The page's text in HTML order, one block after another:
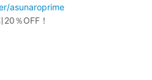
asunaroprime
％OFF！